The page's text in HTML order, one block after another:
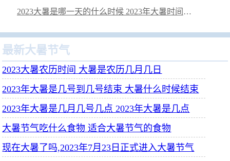
2023大暑是哪一天的什么时候 2023年大暑时间几点几分几秒
最新大暑节气
2023大暑农历时间 大暑是农历几月几日
2023年大暑是几号到几号结束 大暑什么时候结束
2023年大暑是几月几号几点 2023年大暑是几点
大暑节气吃什么食物 适合大暑节气的食物
现在大暑了吗,2023年7月23日正式进入大暑节气